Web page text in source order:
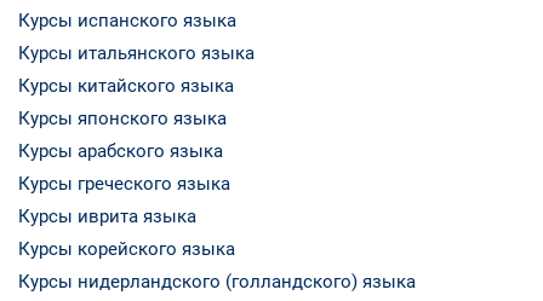
Курсы испанского языка
Курсы итальянского языка
Курсы китайского языка
Курсы японского языка
Курсы арабского языка
Курсы греческого языка
Курсы иврита языка
Курсы корейского языка
Курсы нидерландского (голландского) языка